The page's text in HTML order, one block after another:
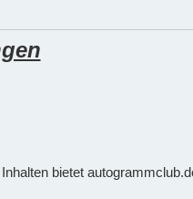
bietet